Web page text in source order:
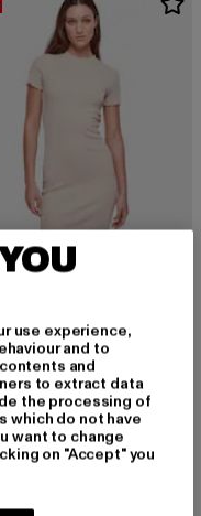
Rib Tee
Preis: 18,90 EUR
44,99 EURAktionspreis:
Modernität
use experience,
and to
and
to extract data
the processing of
which do not have
want to change
on "Accept" you